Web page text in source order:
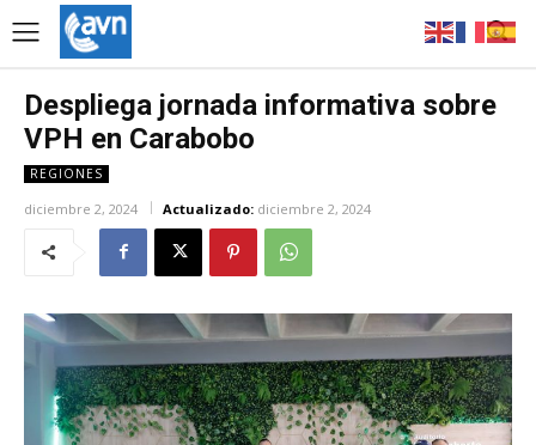
Despliega jornada informativa sobre
VPH en Carabobo
REGIONES
diciembre 2, 2024 Actualizado: diciembre 2, 2024